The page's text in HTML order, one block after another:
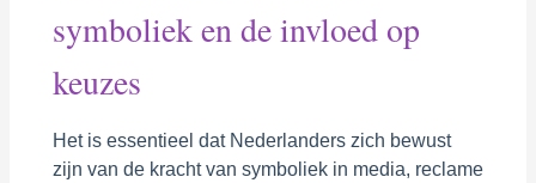
symboliek en de invloed op
keuzes
Het is essentieel dat Nederlanders zich bewust
zijn van de kracht van symboliek in media, reclame